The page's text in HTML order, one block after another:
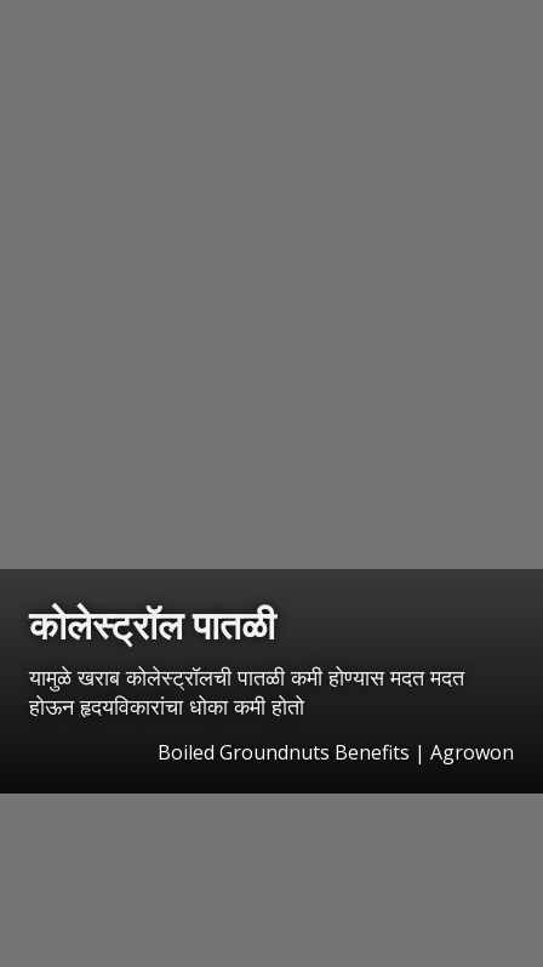
कोलेस्ट्रॉल पातळी
यामुळे खराब कोलेस्ट्रॉलची पातळी कमी होण्यास मदत मदत
होऊन हृदयविकारांचा धोका कमी होतो
Boiled Groundnuts Benefits | Agrowon